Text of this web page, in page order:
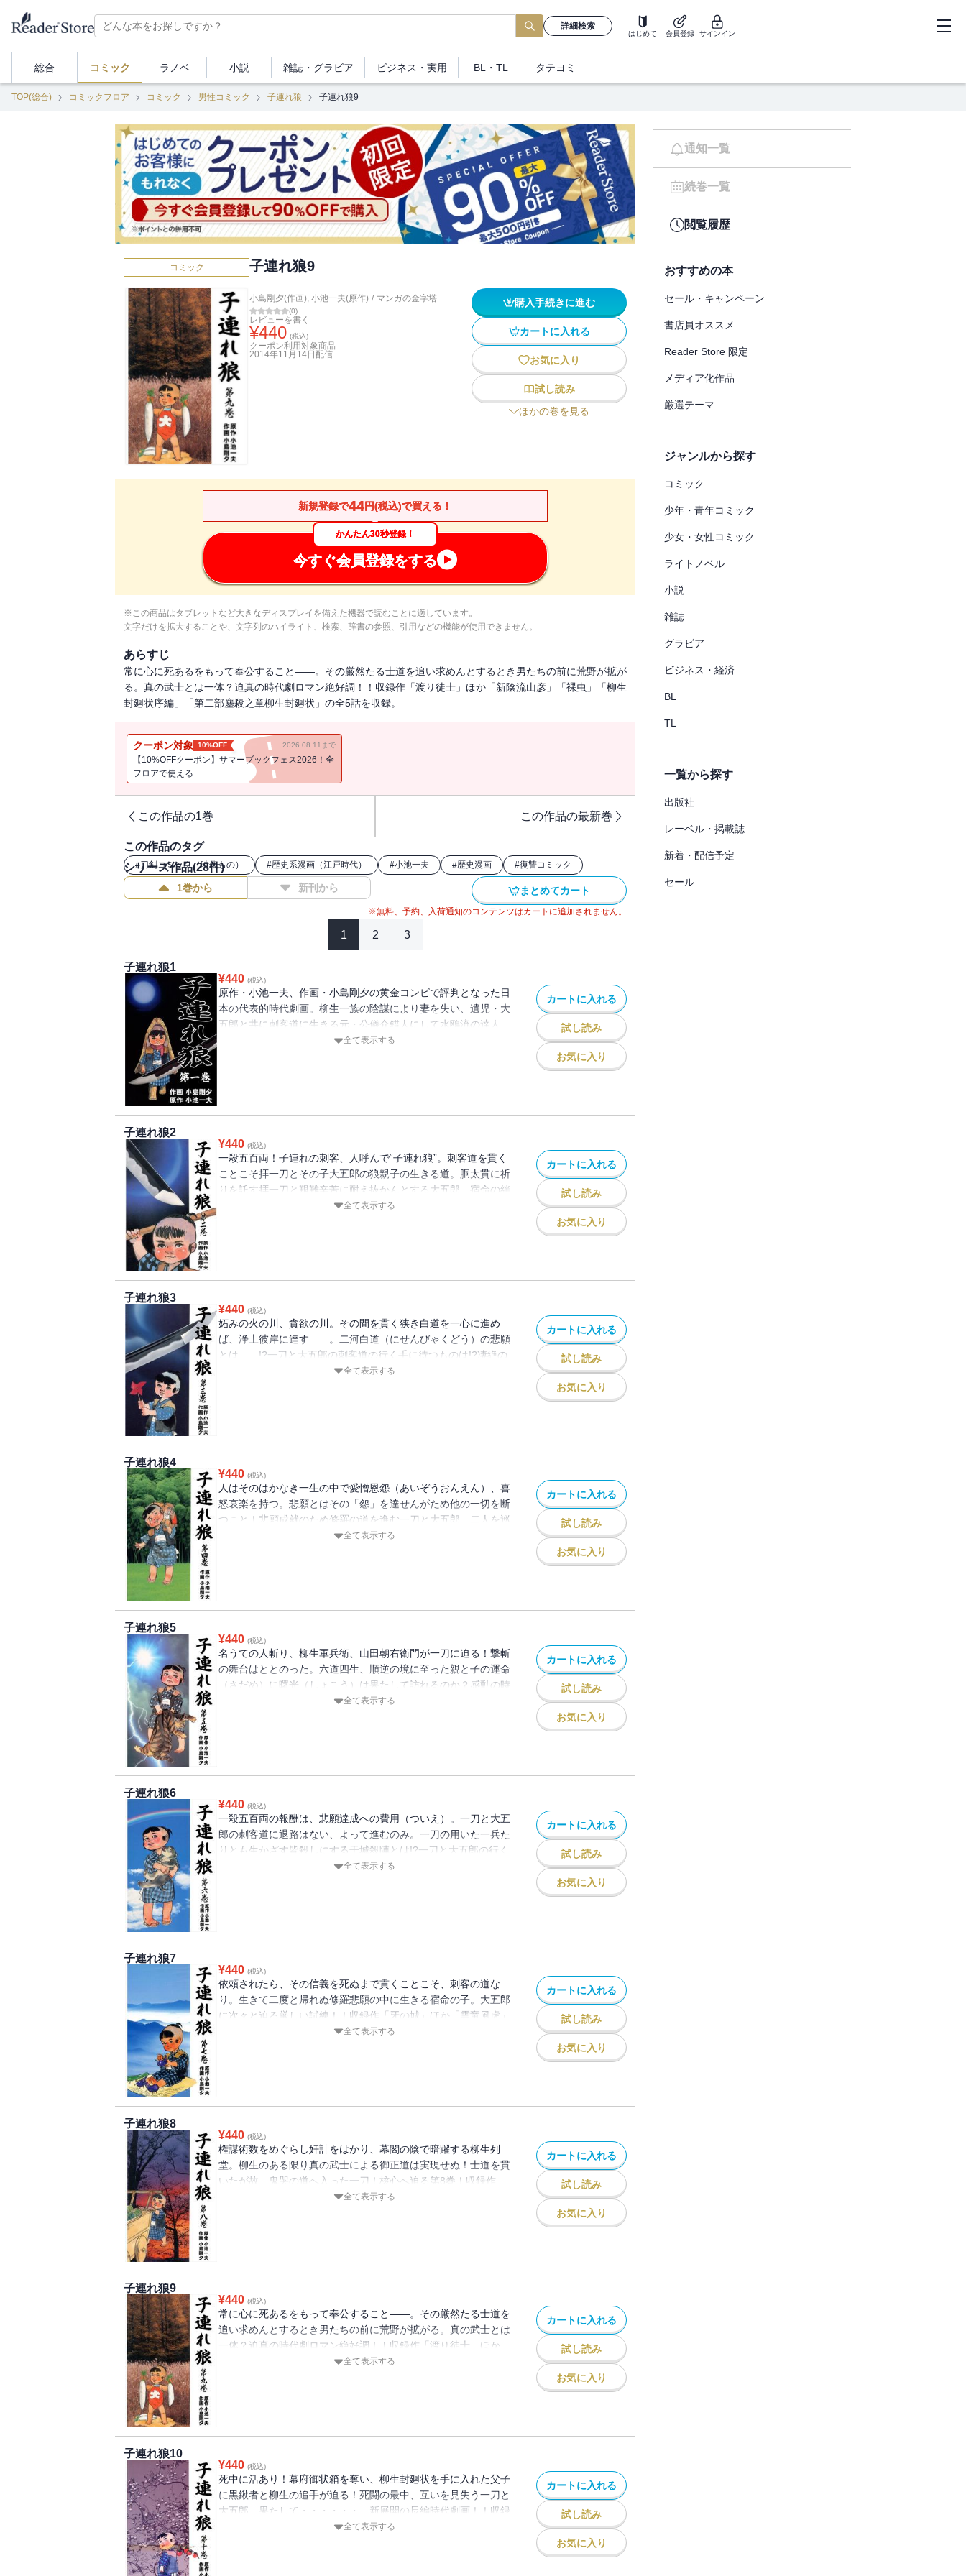
詳細検索
はじめて 会員登録 サインイン
総合 コミック ラノベ 小説 雑誌・ グラビア ビジネス ・実用 BL・TL タテヨミ
TOP(総合) コミックフロア コミック 男性コミック 子連れ狼 子連れ狼9
コミック 子連れ狼9
小島剛夕(作画), 小池一夫(原作) / マンガの金字塔
(0)
レビューを書く
¥440 (税込)
クーポン利用対象商品
2014年11月14日 配信
購入手続きに進む
カートに入れる
お気に入り
試し読み
ほかの巻を見る
新規登録で44円(税込)で買える！
かんたん30秒登録！
今すぐ会員登録をする
※この商品はタブレットなど大きなディスプレイを備えた機器で読むことに適しています。
文字だけを拡大することや、文字列のハイライト、検索、辞書の参照、引用などの機能が使用できません。
あらすじ
常に心に死あるをもって奉公すること――。その厳然たる士道を追い求めんとするとき男たちの前に荒野が拡が
る。真の武士とは一体？迫真の時代劇ロマン絶好調！！収録作「渡り徒士」ほか「新陰流山彦」「裸虫」「柳生
封廻状序編」「第二部鏖殺之章柳生封廻状」の全5話を収録。
クーポン対象 10%OFF 2026.08.11まで
【10%OFFクーポン】サマーブックフェス2026！全
フロアで使える
この作品の1巻 この作品の最新巻
この作品のタグ
#刀剣コミック（時代もの） #歴史系漫画（江戸時代） #小池一夫 #歴史漫画 #復讐コミック
シリーズ作品(28件)
1巻から 新刊から まとめてカート
※無料、予約、入荷通知のコンテンツはカートに追加されません。
1 2 3
子連れ狼1
¥440 (税込)
原作・小池一夫、作画・小島剛夕の黄金コンビで評判となった日
本の代表的時代劇画。柳生一族の陰謀により妻を失い、遺児・大
五郎と共に刺客道に生きる元・公儀介錯人にして水鴎流の達人、
拝一刀の凄絶な物語。１９７０年９月から１９７６年４月まで
「父なればこそ子の心子なればこそ父の心を」「北から南西から
遁甲の陣」「鳥に翼獣に牙」「刺客街道」の全9話を収録。
全て表示する
カートに入れる
試し読み
お気に入り
子連れ狼2
¥440 (税込)
一殺五百両！子連れの刺客、人呼んで“子連れ狼”。刺客道を貫く
ことこそ拝一刀とその子大五郎の狼親子の生きる道。胴太貫に祈
りを託す拝一刀と艱難辛苦に耐え抜かんとする大五郎。宿命の絆
に結ばれた親と子が冥府魔道を今日も行く！収録作「赤猫まね
全て表示する
カートに入れる
試し読み
お気に入り
子連れ狼3
¥440 (税込)
妬みの火の川、貪欲の川。その間を貫く狭き白道を一心に進め
ば、浄土彼岸に達す――。二河白道（にせんびゃくどう）の悲願
とは――!?一刀と大五郎の刺客道の行く手に待つものは!?凄絶の
長編時代劇！収録作「虎落笛」ほか「半畳壹畳貳合半」「ニ河白
全て表示する
カートに入れる
試し読み
お気に入り
子連れ狼4
¥440 (税込)
人はそのはかなき一生の中で愛憎恩怨（あいぞうおんえん）、喜
怒哀楽を持つ。悲願とはその「怨」を達せんがため他の一切を断
つこと！悲願成就のため修羅の道を進む一刀と大五郎。二人を巡
る最高潮の時代ロマン！収録作「鐘役辻源七」ほか「折助号衣」
全て表示する
カートに入れる
試し読み
お気に入り
子連れ狼5
¥440 (税込)
名うての人斬り、柳生軍兵衛、山田朝右衛門が一刀に迫る！撃斬
の舞台はととのった。六道四生、順逆の境に至った親と子の運命
（さだめ）に曙光（しょこう）は果たして訪れるのか？感動の時
代大作、ついに佳境へ！収録作「首丘」ほか「道中陣」「黒南
全て表示する
カートに入れる
試し読み
お気に入り
子連れ狼6
¥440 (税込)
一殺五百両の報酬は、悲願達成への費用（ついえ）。一刀と大五
郎の刺客道に退路はない、よって進むのみ。一刀の用いた一兵た
りとも生かざす皆殺しにする干城殺陣とは!?一刀と大五郎の行く
手に明日はあるのか？絶賛の嵐、激烈長編時代劇！！収録作「堺
全て表示する
カートに入れる
試し読み
お気に入り
子連れ狼7
¥440 (税込)
依頼されたら、その信義を死ぬまで貫くことこそ、刺客の道な
り。生きて二度と帰れぬ修羅悲願の中に生きる宿命の子。大五郎
に次々と迫る厳しい試練！！収録作「牙の城」ほか「雲竜風虎」
「残菊の宿」「雁書」「凍鶴記」「御定書七十九条」の全6話を
全て表示する
カートに入れる
試し読み
お気に入り
子連れ狼8
¥440 (税込)
権謀術数をめぐらし奸計をはかり、幕閣の陰で暗躍する柳生列
堂。柳生のある限り真の武士による御正道は実現せぬ！士道を貫
いたが故、鬼哭の道へ入った一刀！核心へ迫る第8巻！収録作
「黒鍬縛樽」ほか「六道無辺」「なみだ糸」「可の字無残」「お
全て表示する
カートに入れる
試し読み
お気に入り
子連れ狼9
¥440 (税込)
常に心に死あるをもって奉公すること――。その厳然たる士道を
追い求めんとするとき男たちの前に荒野が拡がる。真の武士とは
一体？迫真の時代劇ロマン絶好調！！収録作「渡り徒士」ほか
「新陰流山彦」「裸虫」「柳生封廻状序編」「第二部鏖殺之章柳
全て表示する
カートに入れる
試し読み
お気に入り
子連れ狼10
¥440 (税込)
死中に活あり！幕府御状箱を奪い、柳生封廻状を手に入れた父子
に黒鍬者と柳生の追手が迫る！死闘の最中、互いを見失う一刀と
大五郎。果たして・・・・・・。新展開の長編時代劇画！！収録
作「大五郎絶唱」ほか「簗打ち慕情」「流れ影」「さぶる子」
全て表示する
カートに入れる
試し読み
お気に入り
通知一覧
続巻一覧
閲覧履歴
おすすめの本
セール・キャンペーン
書店員オススメ
Reader Store 限定
メディア化作品
厳選テーマ
ジャンルから探す
コミック
少年・青年コミック
少女・女性コミック
ライトノベル
小説
雑誌
グラビア
ビジネス・経済
BL
TL
一覧から探す
出版社
レーベル・掲載誌
新着・配信予定
セール